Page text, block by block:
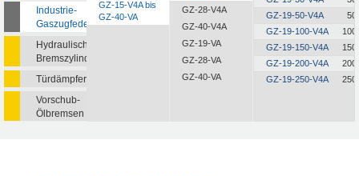
Industrie-
Gaszugfedern
Hydraulische
Bremszylinder
Türdämpfer
Vorschub-
Ölbremsen
GZ-15-V4A bis
GZ-40-VA
GZ-28-V4A
GZ-40-V4A
GZ-19-VA
GZ-28-VA
GZ-40-VA
GZ-19-50-V4A
50
GZ-19-100-V4A
100
GZ-19-150-V4A
150
GZ-19-200-V4A
200
GZ-19-250-V4A
250